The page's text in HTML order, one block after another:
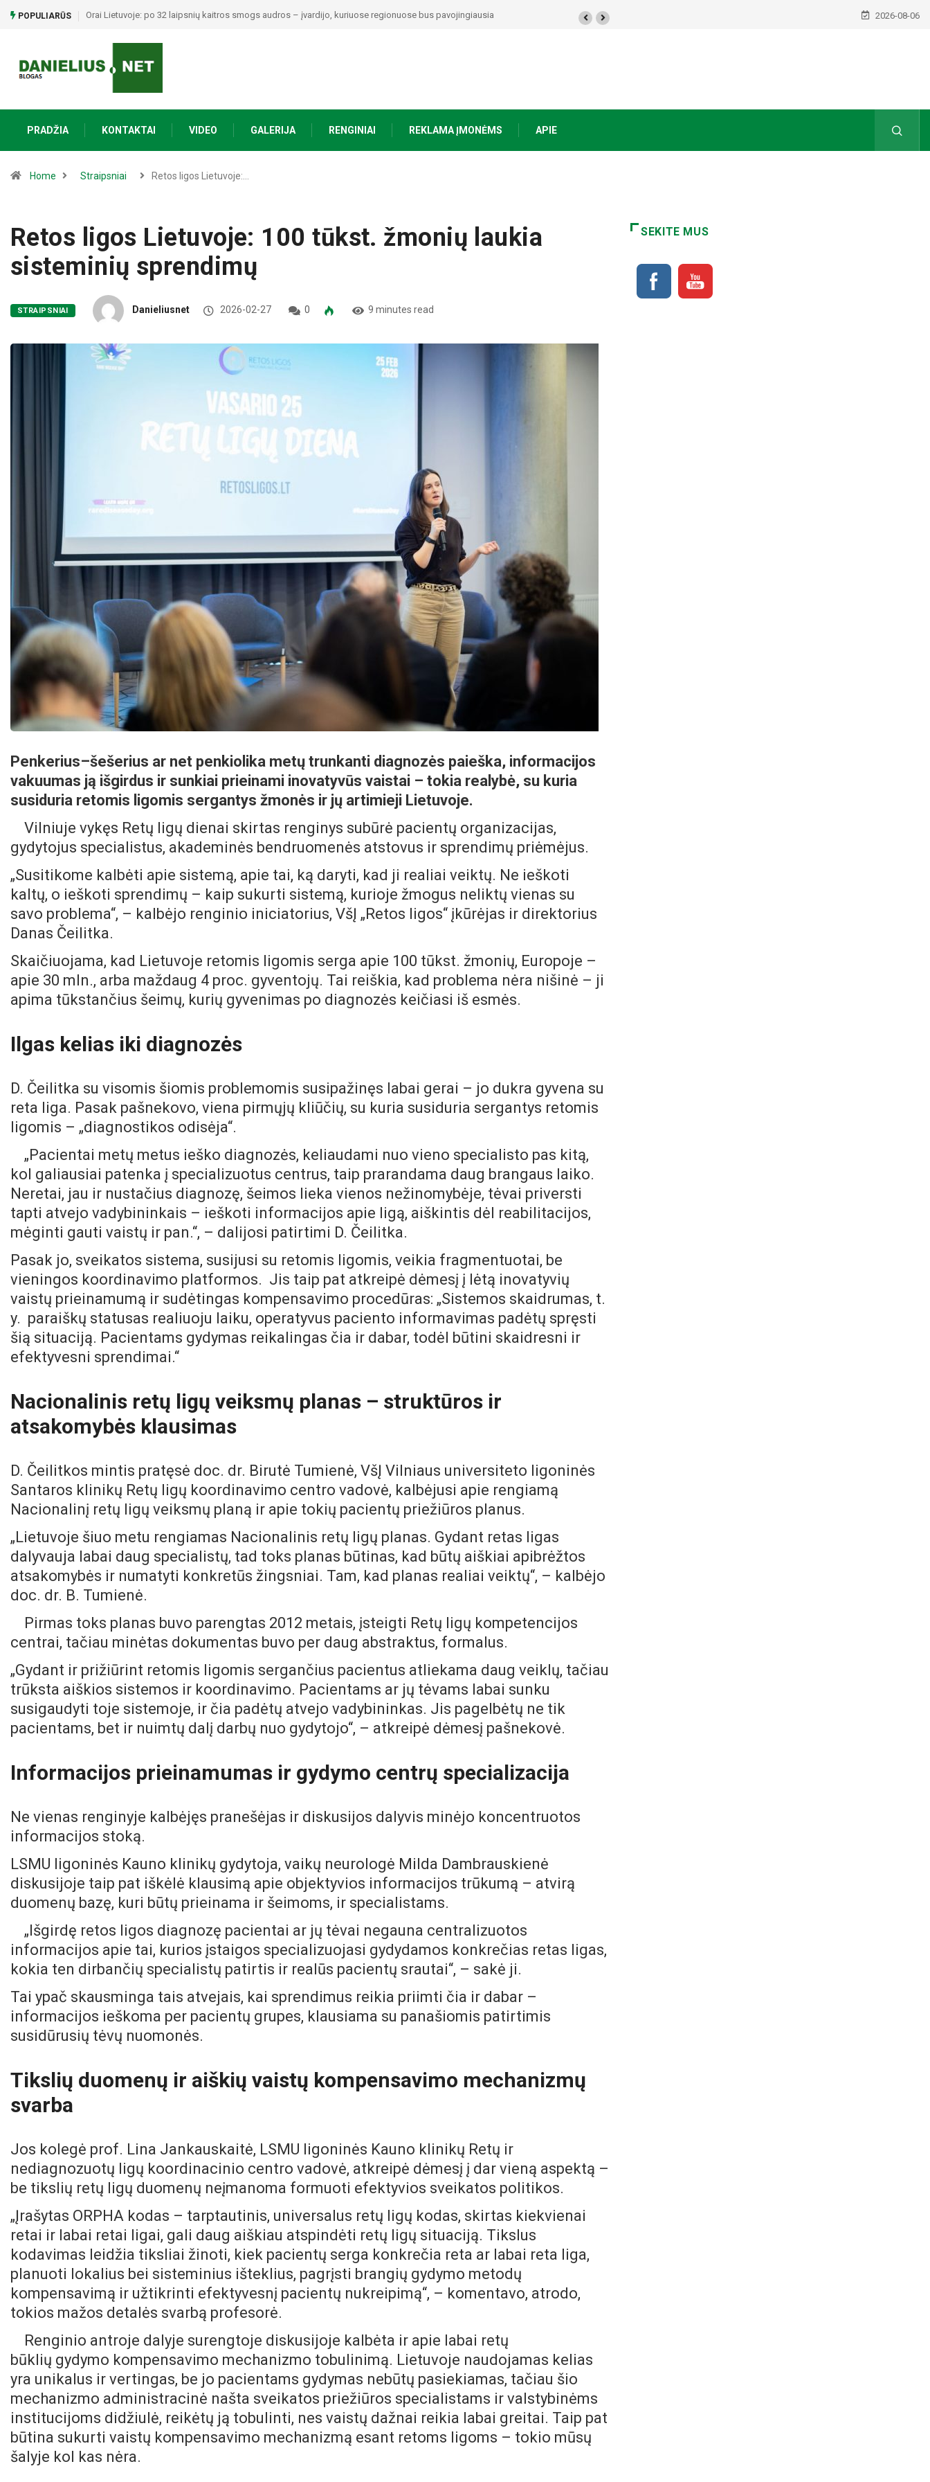
POPULIARŪS Orai Lietuvoje: po 32 laipsnių kaitros smogs audros – įvardijo, kuriuose regionuose bus pavojingiausia 2026-08-06
PRADŽIA KONTAKTAI VIDEO GALERIJA RENGINIAI REKLAMA ĮMONĖMS APIE
Home Straipsniai Retos ligos Lietuvoje:…
Retos ligos Lietuvoje: 100 tūkst. žmonių laukia
sisteminių sprendimų
STRAIPSNIAI Danieliusnet 2026-02-27 0 9 minutes read
Penkerius–šešerius ar net penkiolika metų trunkanti diagnozės paieška, informacijos
vakuumas ją išgirdus ir sunkiai prieinami inovatyvūs vaistai – tokia realybė, su kuria
susiduria retomis ligomis sergantys žmonės ir jų artimieji Lietuvoje.
Vilniuje vykęs Retų ligų dienai skirtas renginys subūrė pacientų organizacijas,
gydytojus specialistus, akademinės bendruomenės atstovus ir sprendimų priėmėjus.
„Susitikome kalbėti apie sistemą, apie tai, ką daryti, kad ji realiai veiktų. Ne ieškoti
kaltų, o ieškoti sprendimų – kaip sukurti sistemą, kurioje žmogus neliktų vienas su
savo problema“, – kalbėjo renginio iniciatorius, VšĮ „Retos ligos“ įkūrėjas ir direktorius
Danas Čeilitka.
Skaičiuojama, kad Lietuvoje retomis ligomis serga apie 100 tūkst. žmonių, Europoje –
apie 30 mln., arba maždaug 4 proc. gyventojų. Tai reiškia, kad problema nėra nišinė – ji
apima tūkstančius šeimų, kurių gyvenimas po diagnozės keičiasi iš esmės.
Ilgas kelias iki diagnozės
D. Čeilitka su visomis šiomis problemomis susipažinęs labai gerai – jo dukra gyvena su
reta liga. Pasak pašnekovo, viena pirmųjų kliūčių, su kuria susiduria sergantys retomis
ligomis – „diagnostikos odisėja“.
„Pacientai metų metus ieško diagnozės, keliaudami nuo vieno specialisto pas kitą,
kol galiausiai patenka į specializuotus centrus, taip prarandama daug brangaus laiko.
Neretai, jau ir nustačius diagnozę, šeimos lieka vienos nežinomybėje, tėvai priversti
tapti atvejo vadybininkais – ieškoti informacijos apie ligą, aiškintis dėl reabilitacijos,
mėginti gauti vaistų ir pan.“, – dalijosi patirtimi D. Čeilitka.
Pasak jo, sveikatos sistema, susijusi su retomis ligomis, veikia fragmentuotai, be
vieningos koordinavimo platformos. Jis taip pat atkreipė dėmesį į lėtą inovatyvių
vaistų prieinamumą ir sudėtingas kompensavimo procedūras: „Sistemos skaidrumas, t.
y. paraiškų statusas realiuoju laiku, operatyvus paciento informavimas padėtų spręsti
šią situaciją. Pacientams gydymas reikalingas čia ir dabar, todėl būtini skaidresni ir
efektyvesni sprendimai.“
Nacionalinis retų ligų veiksmų planas – struktūros ir
atsakomybės klausimas
D. Čeilitkos mintis pratęsė doc. dr. Birutė Tumienė, VšĮ Vilniaus universiteto ligoninės
Santaros klinikų Retų ligų koordinavimo centro vadovė, kalbėjusi apie rengiamą
Nacionalinį retų ligų veiksmų planą ir apie tokių pacientų priežiūros planus.
„Lietuvoje šiuo metu rengiamas Nacionalinis retų ligų planas. Gydant retas ligas
dalyvauja labai daug specialistų, tad toks planas būtinas, kad būtų aiškiai apibrėžtos
atsakomybės ir numatyti konkretūs žingsniai. Tam, kad planas realiai veiktų“, – kalbėjo
doc. dr. B. Tumienė.
Pirmas toks planas buvo parengtas 2012 metais, įsteigti Retų ligų kompetencijos
centrai, tačiau minėtas dokumentas buvo per daug abstraktus, formalus.
„Gydant ir prižiūrint retomis ligomis sergančius pacientus atliekama daug veiklų, tačiau
trūksta aiškios sistemos ir koordinavimo. Pacientams ar jų tėvams labai sunku
susigaudyti toje sistemoje, ir čia padėtų atvejo vadybininkas. Jis pagelbėtų ne tik
pacientams, bet ir nuimtų dalį darbų nuo gydytojo“, – atkreipė dėmesį pašnekovė.
Informacijos prieinamumas ir gydymo centrų specializacija
Ne vienas renginyje kalbėjęs pranešėjas ir diskusijos dalyvis minėjo koncentruotos
informacijos stoką.
LSMU ligoninės Kauno klinikų gydytoja, vaikų neurologė Milda Dambrauskienė
diskusijoje taip pat iškėlė klausimą apie objektyvios informacijos trūkumą – atvirą
duomenų bazę, kuri būtų prieinama ir šeimoms, ir specialistams.
„Išgirdę retos ligos diagnozę pacientai ar jų tėvai negauna centralizuotos
informacijos apie tai, kurios įstaigos specializuojasi gydydamos konkrečias retas ligas,
kokia ten dirbančių specialistų patirtis ir realūs pacientų srautai“, – sakė ji.
Tai ypač skausminga tais atvejais, kai sprendimus reikia priimti čia ir dabar –
informacijos ieškoma per pacientų grupes, klausiama su panašiomis patirtimis
susidūrusių tėvų nuomonės.
Tikslių duomenų ir aiškių vaistų kompensavimo mechanizmų
svarba
Jos kolegė prof. Lina Jankauskaitė, LSMU ligoninės Kauno klinikų Retų ir
nediagnozuotų ligų koordinacinio centro vadovė, atkreipė dėmesį į dar vieną aspektą –
be tikslių retų ligų duomenų neįmanoma formuoti efektyvios sveikatos politikos.
„Įrašytas ORPHA kodas – tarptautinis, universalus retų ligų kodas, skirtas kiekvienai
retai ir labai retai ligai, gali daug aiškiau atspindėti retų ligų situaciją. Tikslus
kodavimas leidžia tiksliai žinoti, kiek pacientų serga konkrečia reta ar labai reta liga,
planuoti lokalius bei sisteminius išteklius, pagrįsti brangių gydymo metodų
kompensavimą ir užtikrinti efektyvesnį pacientų nukreipimą“, – komentavo, atrodo,
tokios mažos detalės svarbą profesorė.
Renginio antroje dalyje surengtoje diskusijoje kalbėta ir apie labai retų
būklių gydymo kompensavimo mechanizmo tobulinimą. Lietuvoje naudojamas kelias
yra unikalus ir vertingas, be jo pacientams gydymas nebūtų pasiekiamas, tačiau šio
mechanizmo administracinė našta sveikatos priežiūros specialistams ir valstybinėms
institucijoms didžiulė, reikėtų ją tobulinti, nes vaistų dažnai reikia labai greitai. Taip pat
būtina sukurti vaistų kompensavimo mechanizmą esant retoms ligoms – tokio mūsų
šalyje kol kas nėra.
SEKITE MUS